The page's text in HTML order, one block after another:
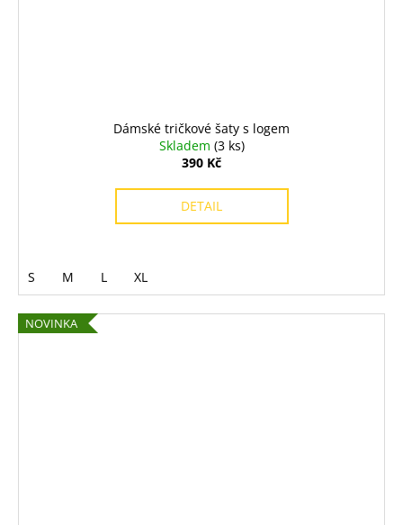
Dámské tričkové šaty s logem
Skladem (3 ks)
390 Kč
DETAIL
S M L XL
NOVINKA